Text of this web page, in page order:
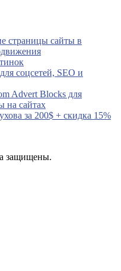
страницы сайты в
соцсетей, SEO и
Advert Blocks для
на сайтах
за 200$ + скидка 15%
защищены.